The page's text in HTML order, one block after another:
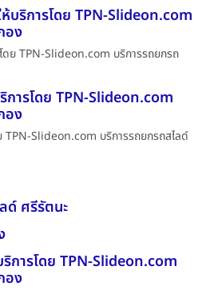
บริการโดย TPN-Slideon.com
อง
ดย TPN-Slideon.com บริการรถยกรถ
การโดย TPN-Slideon.com
อง
TPN-Slideon.com บริการรถยกรถสไลด์
ด์ ศรีรัตนะ
การโดย TPN-Slideon.com
อง